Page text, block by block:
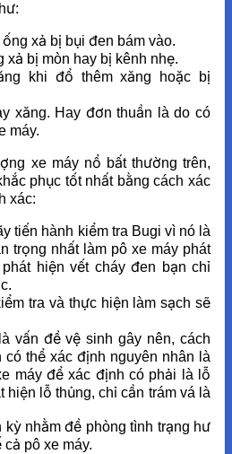
xả bị bụi đen bám vào.
xả bị mòn hay bị kênh nhẹ.
khi đổ thêm xăng hoặc bị
xăng. Hay đơn thuần là do có
máy.
xe máy nổ bất thường trên,
phục tốt nhất bằng cách xác
xác:
tiến hành kiểm tra Bugi vì nó là
trọng nhất làm pô xe máy phát
hiện vết cháy đen bạn chỉ
tra và thực hiện làm sạch sẽ
vấn đề vệ sinh gây nên, cách
có thể xác định nguyên nhân là
máy để xác định có phải là lỗ
hiện lỗ thủng, chỉ cần trám vá là
kỳ nhằm đề phòng tình trạng hư
cả pô xe máy.